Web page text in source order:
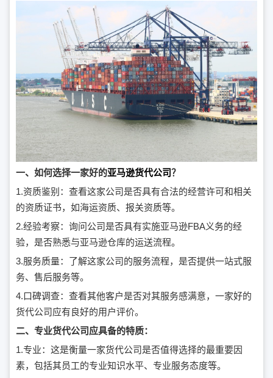
一、如何选择一家好的亚马逊货代公司？
1.资质鉴别：查看这家公司是否具有合法的经营许可和相关
的资质证书，如海运资质、报关资质等。
2.经验考察：询问公司是否具有实施亚马逊FBA义务的经
验，是否熟悉与亚马逊仓库的运送流程。
3.服务质量：了解这家公司的服务流程，是否提供一站式服
务、售后服务等。
4.口碑调查：查看其他客户是否对其服务感满意，一家好的
货代公司应有良好的用户评价。
二、专业货代公司应具备的特质：
1.专业：这是衡量一家货代公司是否值得选择的最重要因
素，包括其员工的专业知识水平、专业服务态度等。